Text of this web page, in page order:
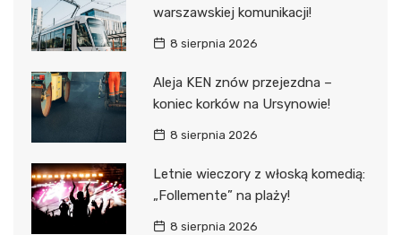
warszawskiej komunikacji!
8 sierpnia 2026
Aleja KEN znów przejezdna –
koniec korków na Ursynowie!
8 sierpnia 2026
Letnie wieczory z włoską komedią:
„Follemente” na plaży!
8 sierpnia 2026